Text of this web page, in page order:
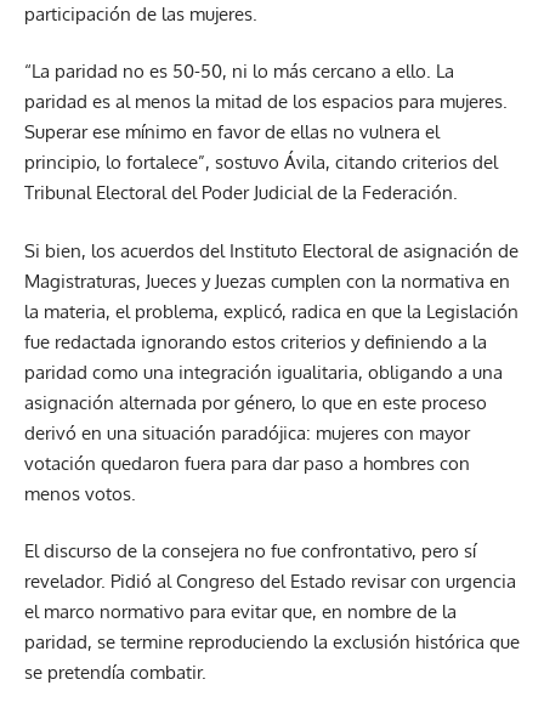
participación de las mujeres.
“La paridad no es 50-50, ni lo más cercano a ello. La
paridad es al menos la mitad de los espacios para mujeres.
Superar ese mínimo en favor de ellas no vulnera el
principio, lo fortalece”, sostuvo Ávila, citando criterios del
Tribunal Electoral del Poder Judicial de la Federación.
Si bien, los acuerdos del Instituto Electoral de asignación de
Magistraturas, Jueces y Juezas cumplen con la normativa en
la materia, el problema, explicó, radica en que la Legislación
fue redactada ignorando estos criterios y definiendo a la
paridad como una integración igualitaria, obligando a una
asignación alternada por género, lo que en este proceso
derivó en una situación paradójica: mujeres con mayor
votación quedaron fuera para dar paso a hombres con
menos votos.
El discurso de la consejera no fue confrontativo, pero sí
revelador. Pidió al Congreso del Estado revisar con urgencia
el marco normativo para evitar que, en nombre de la
paridad, se termine reproduciendo la exclusión histórica que
se pretendía combatir.